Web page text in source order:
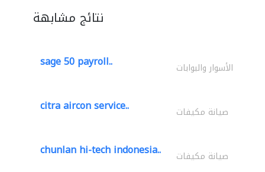
نتائج مشابهة
sage 50 payroll.. الأسوار والبوابات
citra aircon service.. صيانة مكيفات
chunlan hi-tech indonesia.. صيانة مكيفات